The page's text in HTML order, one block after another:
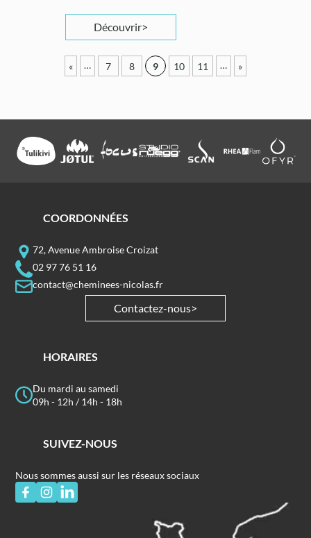
Découvrir
« … 7 8 9 10 11 … »
COORDONNÉES
72, Avenue Ambroise Croizat
02 97 76 51 16
contact@cheminees-nicolas.fr
Contactez-nous
HORAIRES
Du mardi au samedi
09h - 12h / 14h - 18h
SUIVEZ-NOUS
Nous sommes aussi sur les réseaux sociaux